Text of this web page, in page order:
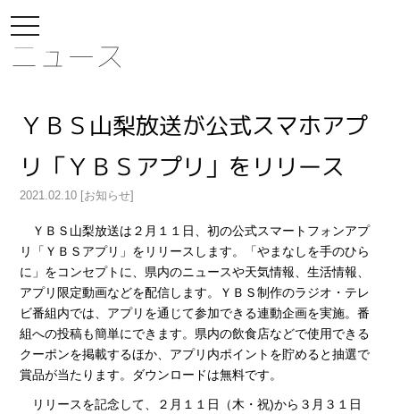
toggle
navigation
ニュース
ＹＢＳ山梨放送が公式スマホアプ
リ「ＹＢＳアプリ」をリリース
2021.02.10 [お知らせ]
ＹＢＳ山梨放送は２月１１日、初の公式スマートフォンアプ
リ「ＹＢＳアプリ」をリリースします。「やまなしを手のひら
に」をコンセプトに、県内のニュースや天気情報、生活情報、
アプリ限定動画などを配信します。ＹＢＳ制作のラジオ・テレ
ビ番組内では、アプリを通じて参加できる連動企画を実施。番
組への投稿も簡単にできます。県内の飲食店などで使用できる
クーポンを掲載するほか、アプリ内ポイントを貯めると抽選で
賞品が当たります。ダウンロードは無料です。
リリースを記念して、２月１１日（木・祝)から３月３１日